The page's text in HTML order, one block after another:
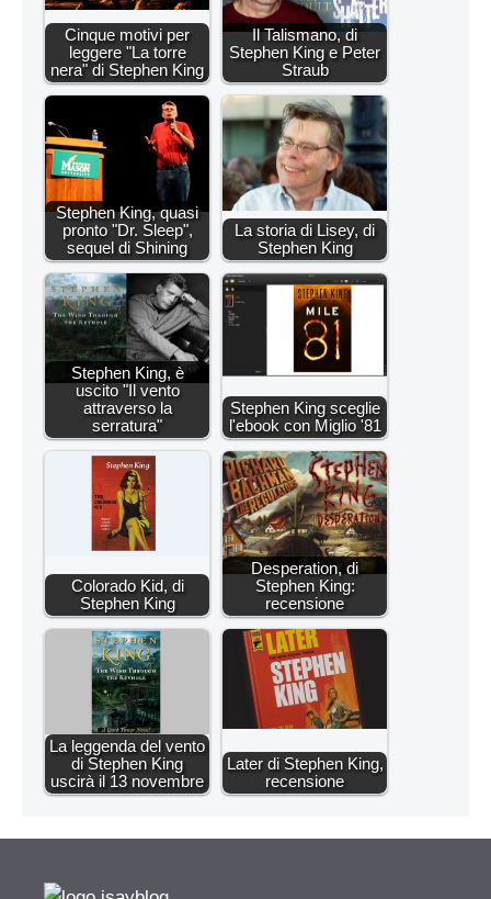
Cinque motivi per
leggere "La torre
nera" di Stephen King
Il Talismano, di
Stephen King e Peter
Straub
Stephen King, quasi
pronto "Dr. Sleep",
sequel di Shining
La storia di Lisey, di
Stephen King
Stephen King, è
uscito "Il vento
attraverso la
serratura"
Stephen King sceglie
l'ebook con Miglio '81
Colorado Kid, di
Stephen King
Desperation, di
Stephen King:
recensione
La leggenda del vento
di Stephen King
uscirà il 13 novembre
Later di Stephen King,
recensione